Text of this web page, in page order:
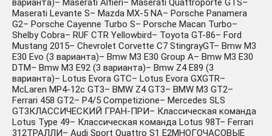
Assetto Corsa
Competizione (РФ/СНГ)
STEAM КЛЮЧ
-371 руб.
варианта)– Maserati Alfieri– Maserati Quattroporte GTS–
Maserati Levante S– Mazda MX-5 NA– Porsche Panamera
G2– Porsche Cayenne Turbo S– Porsche Macan Turbo–
Shelby Cobra– RUF CTR Yellowbird– Toyota GT-86– Ford
Mustang 2015– Chevrolet Corvette C7 StingrayGT– Bmw M3
E30 Evo (3 варианта)– Bmw M3 E30 Group A– Bmw M3 E30
DTM– Bmw M3 E92 (3 варианта)– Bmw Z4 E89 (3
варианта)– Lotus Evora GTC– Lotus Evora GXGTR–
McLaren MP4-12c GT3– BMW Z4 GT3– BMW M3 GT2–
Ferrari 458 GT2– P4/5 Competizione– Mercedes SLS
GT3КЛАССИЧЕСКИЙ ГРАН-ПРИ– Классическая команда
Lotus Type 49– Классическая команда Lotus 98T– Ferrari
312TРАЛЛИ– Audi Sport Quattro S1 E2МНОГОЧАСОВЫЕ